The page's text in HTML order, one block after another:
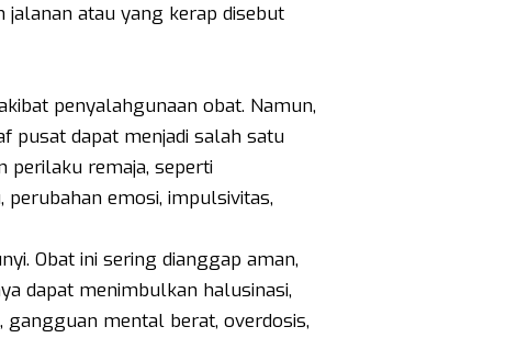
atau yang kerap disebut
penyalahgunaan obat. Namun,
pusat dapat menjadi salah satu
remaja, seperti
emosi, impulsivitas,
Obat ini sering dianggap aman,
dapat menimbulkan halusinasi,
mental berat, overdosis,